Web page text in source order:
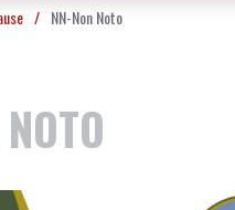
/ NN-Non Noto